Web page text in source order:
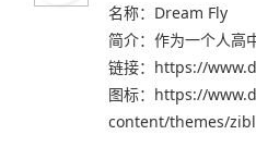
名称：Dream Fly
简介：作为一个人高
链接：https://
图标：https://
content/themes/